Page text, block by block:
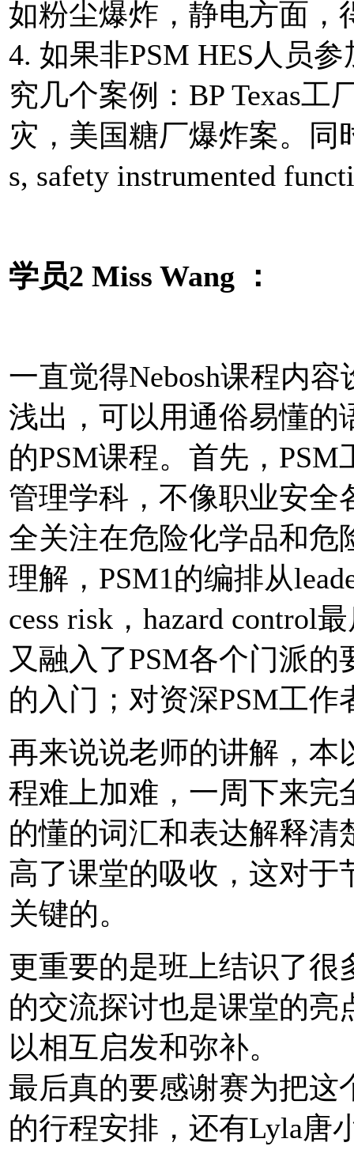
如粉尘爆炸，静电方面，
4. 如果非PSM HES人员
究几个案例：BP Texas工
灾，美国糖厂爆炸案。同
s, safety instrumented
学员2 Miss Wang ：
一直觉得Nebosh课程内
浅出，可以用通俗易懂的
的PSM课程。首先，
管理学科，不像职业安全
全关注在危险化学品和危
理解，PSM1的编排从
cess risk，hazard control
又融入了PSM各个门派
的入门；对资深PSM工
再来说说老师的讲解，本
程难上加难，一周下来完
的懂的词汇和表达解释清
高了课堂的吸收，这对于
关键的。
更重要的是班上结识了很
的交流探讨也是课堂的亮
以相互启发和弥补。
最后真的要感谢赛为把这
的行程安排，还有Lyla唐